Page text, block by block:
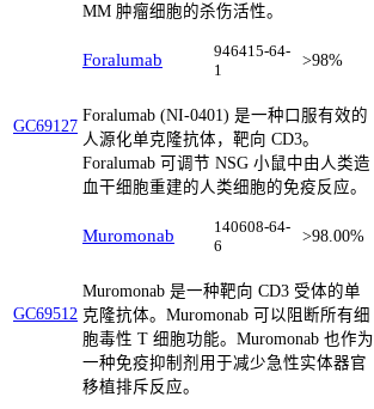
MM 肿瘤细胞的杀伤活性。
GC69127
Foralumab
946415-64-
1
>98%
Foralumab (NI-0401) 是一种口服有效的
人源化单克隆抗体，靶向 CD3。
Foralumab 可调节 NSG 小鼠中由人类造
血干细胞重建的人类细胞的免疫反应。
GC69512
Muromonab
140608-64-
6
>98.00%
Muromonab 是一种靶向 CD3 受体的单
克隆抗体。Muromonab 可以阻断所有细
胞毒性 T 细胞功能。Muromonab 也作为
一种免疫抑制剂用于减少急性实体器官
移植排斥反应。